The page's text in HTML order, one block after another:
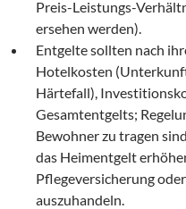
Preis-Leistungs-
ersehen werden).
Entgelte sollten nach
Hotelkosten
Härtefall),
Gesamtentgelts;
Bewohner zu tragen
das Heimentgelt
Pflegeversicherung
auszuhandeln.